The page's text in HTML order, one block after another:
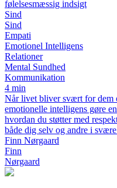
følelsesmæssig indsigt
Sind
Sind
Empati
Emotionel Intelligens
Relationer
Mental Sundhed
Kommunikation
4 min
Når livet bliver svært for dem
emotionelle intelligens gøre
hvordan du støtter med
både dig selv og andre i
Finn Nørgaard
Finn
Nørgaard